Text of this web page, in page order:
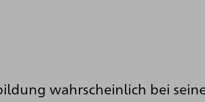
wahrscheinlich bei